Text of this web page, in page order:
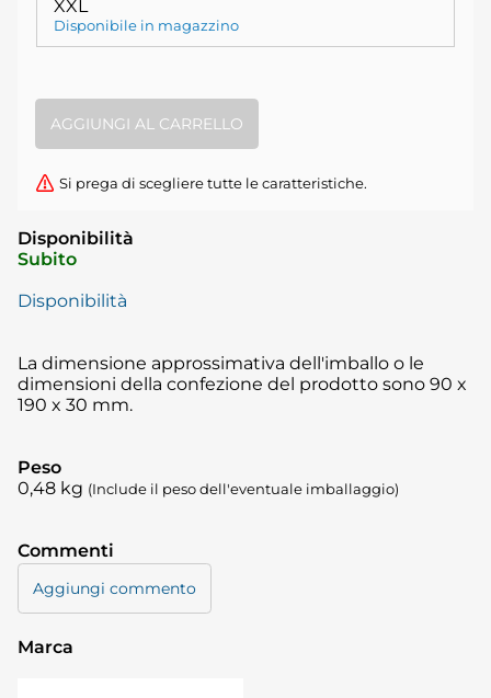
XXL
Disponibile in magazzino
Si prega di scegliere tutte le caratteristiche.
Disponibilità
Subito
Disponibilità
La dimensione approssimativa dell'imballo o le
dimensioni della confezione del prodotto sono 90 x
190 x 30 mm.
Peso
0,48 kg (Include il peso dell'eventuale imballaggio)
Commenti
Aggiungi commento
Marca